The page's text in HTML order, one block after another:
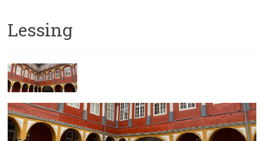
Lessing